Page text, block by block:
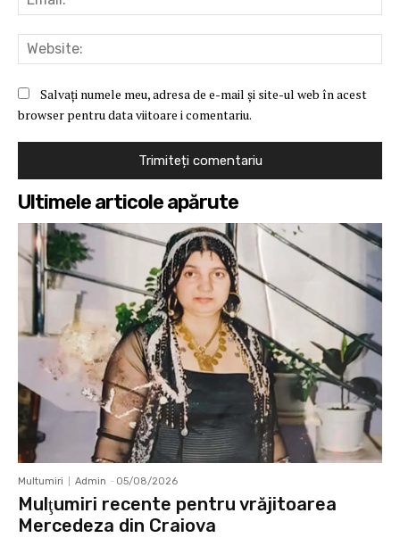
Salvați numele meu, adresa de e-mail și site-ul web în acest
browser pentru data viitoare i comentariu.
Ultimele articole apărute
Multumiri Admin - 05/08/2026
Mulţumiri recente pentru vrăjitoarea
Mercedeza din Craiova